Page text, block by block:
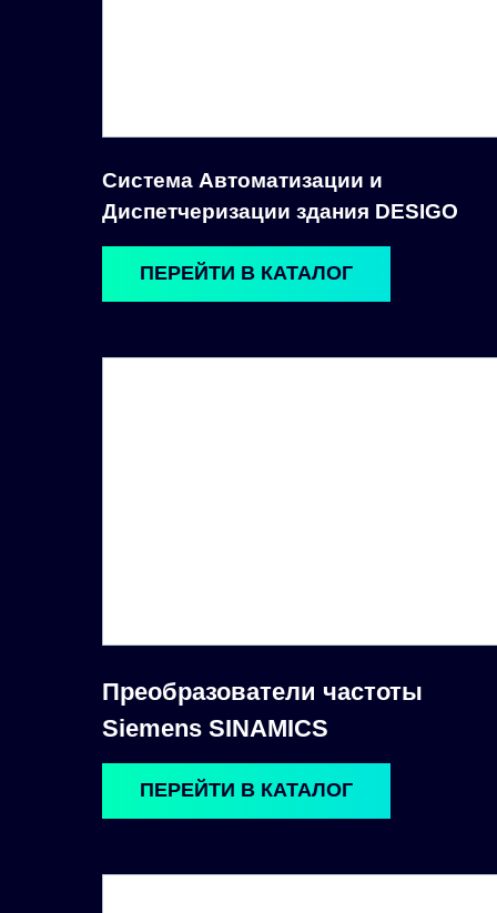
Система Автоматизации и
Диспетчеризации здания DESIGO
ПЕРЕЙТИ В КАТАЛОГ
Преобразователи частоты
Siemens SINAMICS
ПЕРЕЙТИ В КАТАЛОГ